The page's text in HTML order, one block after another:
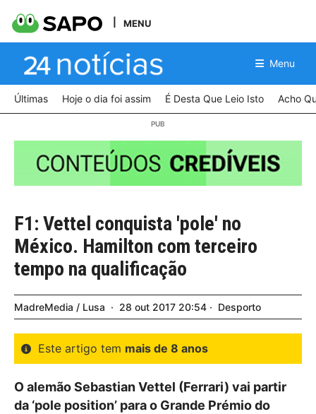
MENU
Menu
Últimas Hoje o dia foi assim É Desta Que Leio Isto Acho
F1: Vettel conquista 'pole' no
México. Hamilton com terceiro
tempo na qualificação
MadreMedia / Lusa 28 out 2017 20:54 Desporto
Este artigo tem mais de 8 anos
O alemão Sebastian Vettel (Ferrari) vai partir
da ‘pole position’ para o Grande Prémio do